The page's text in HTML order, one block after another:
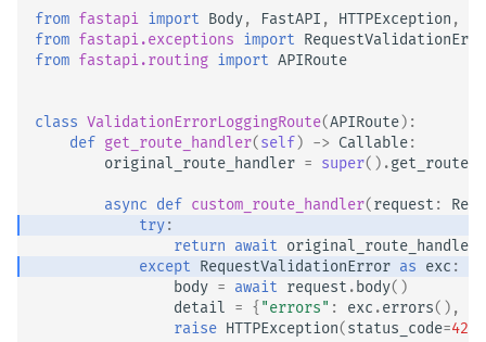
from fastapi import Body, FastAPI , HTTPException ,
from fastapi.exceptions import
from fastapi.routing import APIRoute
class ValidationErrorLoggingRoute(APIRoute):
def get_route_handler(self ) -> Callable:
original_route_handler = super() .
async def custom_route_handler(request :
try:
return await original_route_handler
except RequestValidationError as exc :
body = await request .body()
detail = { "errors" : exc .errors(),
raise HTTPException(status_code=422